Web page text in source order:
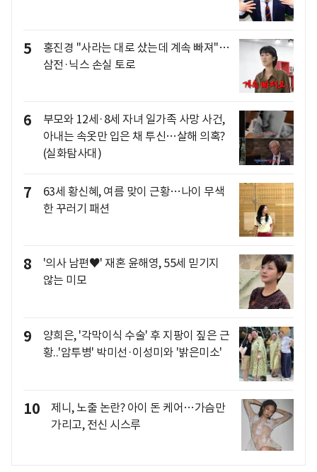
5
홍진경 "사라는 대로 샀는데 계속 빠져"…
삼전·닉스 손실 토로
6
부모와 12세·8세 자녀 일가족 사망 사건,
아내는 속옷만 입은 채 투신…살해 의혹?
(실화탐사대)
7
63세 황신혜, 여름 맞이 근황…나이 무색
한 꾸러기 패션
8
'의사 남편♥' 재혼 윤해영, 55세 믿기지
않는 미모
9
양희은, '각막이식 수술' 후 지팡이 짚은 근
황..'암투병' 박미선·이성미와 '밝은미소'
10
제니, 노출 논란? 아이 돈 케어…가슴만
가리고, 전신 시스루